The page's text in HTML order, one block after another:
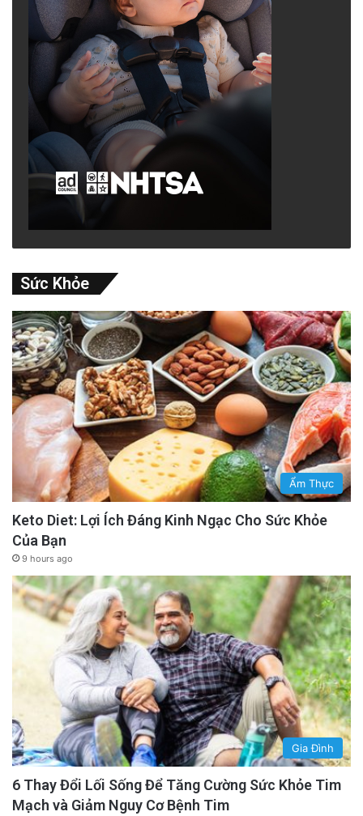
Sức Khỏe
Ẩm Thực
Keto Diet: Lợi Ích Đáng Kinh Ngạc Cho Sức Khỏe
Của Bạn
9 hours ago
Gia Đình
6 Thay Đổi Lối Sống Để Tăng Cường Sức Khỏe Tim
Mạch và Giảm Nguy Cơ Bệnh Tim